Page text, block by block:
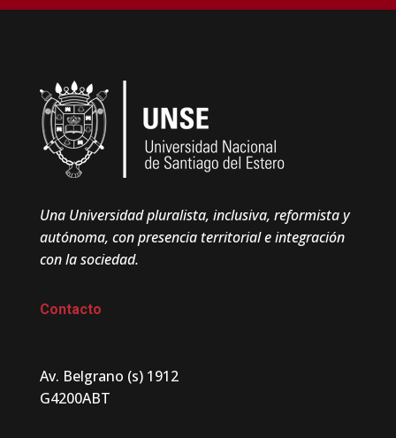
Una Universidad pluralista, inclusiva, reformista y
autónoma, con presencia territorial e integración
con la sociedad.
Contacto
Av. Belgrano (s) 1912
G4200ABT